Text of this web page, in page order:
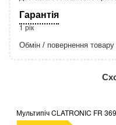
Гарантія
1 рік
Обмін / повернення товару
Мультипіч CLATRONIC FR